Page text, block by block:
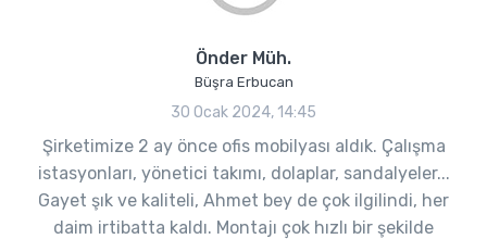
Önder Müh.
Büşra Erbucan
30 Ocak 2024, 14:45
Şirketimize 2 ay önce ofis mobilyası aldık. Çalışma
istasyonları, yönetici takımı, dolaplar, sandalyeler...
Gayet şık ve kaliteli, Ahmet bey de çok ilgilindi, her
daim irtibatta kaldı. Montajı çok hızlı bir şekilde